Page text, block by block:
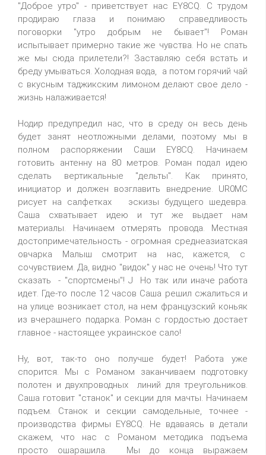
"Доброе утро" - приветствует нас EY8CQ. С трудом
продираю глаза и понимаю справедливость
поговорки "утро добрым не бывает"! Роман
испытывает примерно такие же чувства. Но не спать
же мы сюда прилетели?! Заставляю себя встать и
бреду умываться. Холодная вода, а потом горячий чай
с вкусным таджикским лимоном делают свое дело -
жизнь налаживается!
Нодир предупредил нас, что в среду он весь день
будет занят неотложными делами, поэтому мы в
полном распоряжении Саши EY8CQ. Начинаем
готовить антенну на 80 метров. Роман подал идею
сделать вертикальные "дельты". Как принято,
инициатор и должен возглавить внедрение. UR0MC
рисует на салфетках эскизы будущего шедевра.
Саша схватывает идею и тут же выдает нам
материалы. Начинаем отмерять провода. Местная
достопримечательность - огромная среднеазиатская
овчарка Малыш смотрит на нас, кажется, с
сочувствием. Да, видно "видок" у нас не очень! Что тут
сказать - "спортсмены"! J Но так или иначе работа
идет. Где-то после 12 часов Саша решил сжалиться и
на улице возникает стол, на нем французский коньяк
из вчерашнего подарка. Роман с гордостью достает
главное - настоящее украинское сало!
Ну, вот, так-то оно получше будет! Работа уже
спорится. Мы с Романом заканчиваем подготовку
полотен и двухпроводных линий для треугольников.
Саша готовит "станок" и секции для мачты. Начинаем
подъем. Станок и секции самодельные, точнее -
производства фирмы EY8CQ. Не вдаваясь в детали
скажем, что нас с Романом методика подъема
просто ошарашила. Мы до конца выражаем